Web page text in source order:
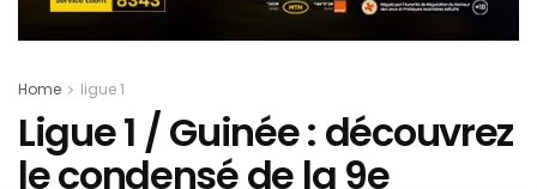
Home ligue 1
Ligue 1 / Guinée : découvrez
le condensé de la 9e